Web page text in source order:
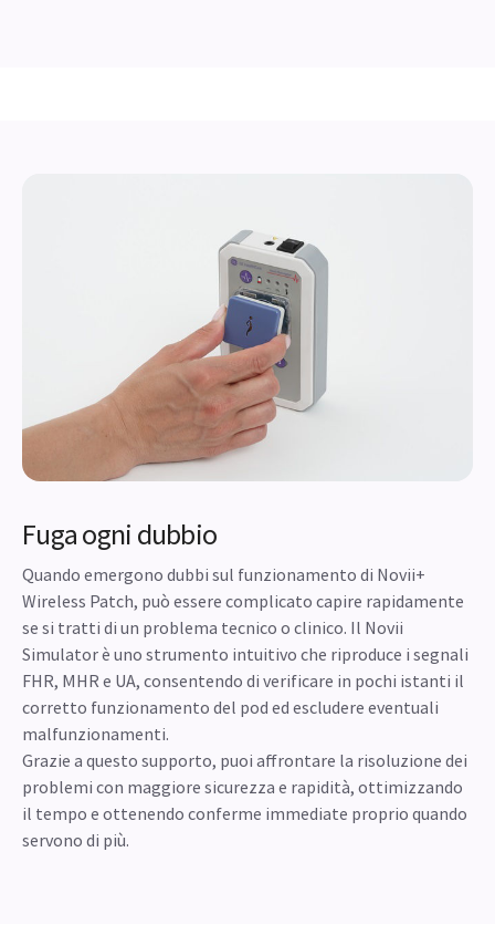
Fuga ogni dubbio
Quando emergono dubbi sul funzionamento di Novii+
Wireless Patch, può essere complicato capire rapidamente
se si tratti di un problema tecnico o clinico. Il Novii
Simulator è uno strumento intuitivo che riproduce i segnali
FHR, MHR e UA, consentendo di verificare in pochi istanti il
corretto funzionamento del pod ed escludere eventuali
malfunzionamenti.
Grazie a questo supporto, puoi affrontare la risoluzione dei
problemi con maggiore sicurezza e rapidità, ottimizzando
il tempo e ottenendo conferme immediate proprio quando
servono di più.